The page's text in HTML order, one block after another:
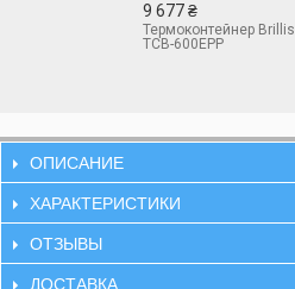
9 677 ₴
Термоконтейнер Brillis
TCB-600EPP
ОПИСАНИЕ
ХАРАКТЕРИСТИКИ
ОТЗЫВЫ
ДОСТАВКА